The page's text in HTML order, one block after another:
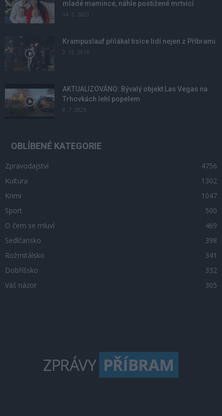
mladé mamince, náhle postižené mrtvicí
14. 2. 2023
Krampuslauf přilákal tisíce lidí nejen z Příbrami
2. 12. 2016
AKTUALIZOVÁNO: Bývalý objekt Las Vegas na
Trhovkách lehl popelem
8. 7. 2023
OBLÍBENÉ KATEGORIE
Zpravodajství
4756
Kultura
1302
Krimi
1047
Sport
500
O čem se mluví
469
Sedlčansko
398
Rožmitálsko
341
Dobříšsko
332
Váš názor
305